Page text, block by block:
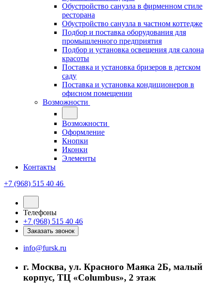
Обустройство санузла в фирменном стиле
ресторана
Обустройство санузла в частном коттедже
Подбор и поставка оборудования для
промышленного предприятия
Подбор и установка освещения для салона
красоты
Поставка и установка бризеров в детском
саду
Поставка и установка кондиционеров в
офисном помещении
Возможности
Возможности
Оформление
Кнопки
Иконки
Элементы
Контакты
+7 (968) 515 40 46
Телефоны
+7 (968) 515 40 46
Заказать звонок
info@fursk.ru
г. Москва, ул. Красного Маяка 2Б, малый
корпус, ТЦ «Columbus», 2 этаж